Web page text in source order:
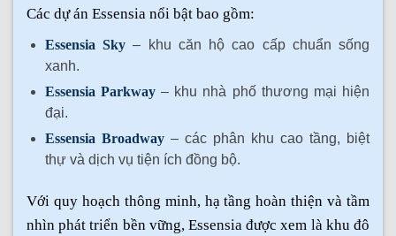
Các dự án Essensia nổi bật bao gồm:
Essensia Sky – khu căn hộ cao cấp chuẩn sống
xanh.
Essensia Parkway– khu nhà phố thương mại hiện
đại.
Essensia Broadway– các phân khu cao tầng, biệt
thự và dịch vụ tiện ích đồng bộ.
Với quy hoạch thông minh, hạ tầng hoàn thiện và tầm
nhìn phát triển bền vững, Essensia được xem là khu đô